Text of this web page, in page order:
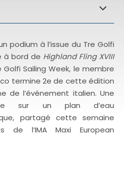
podium à l’issue du Tre Golfi
à bord de Highland Fling XVIII
Sailing Week, le membre
termine 2e de cette édition
de l’événement italien. Une
sur un plan d’eau
partagé cette semaine
de l’IMA Maxi European